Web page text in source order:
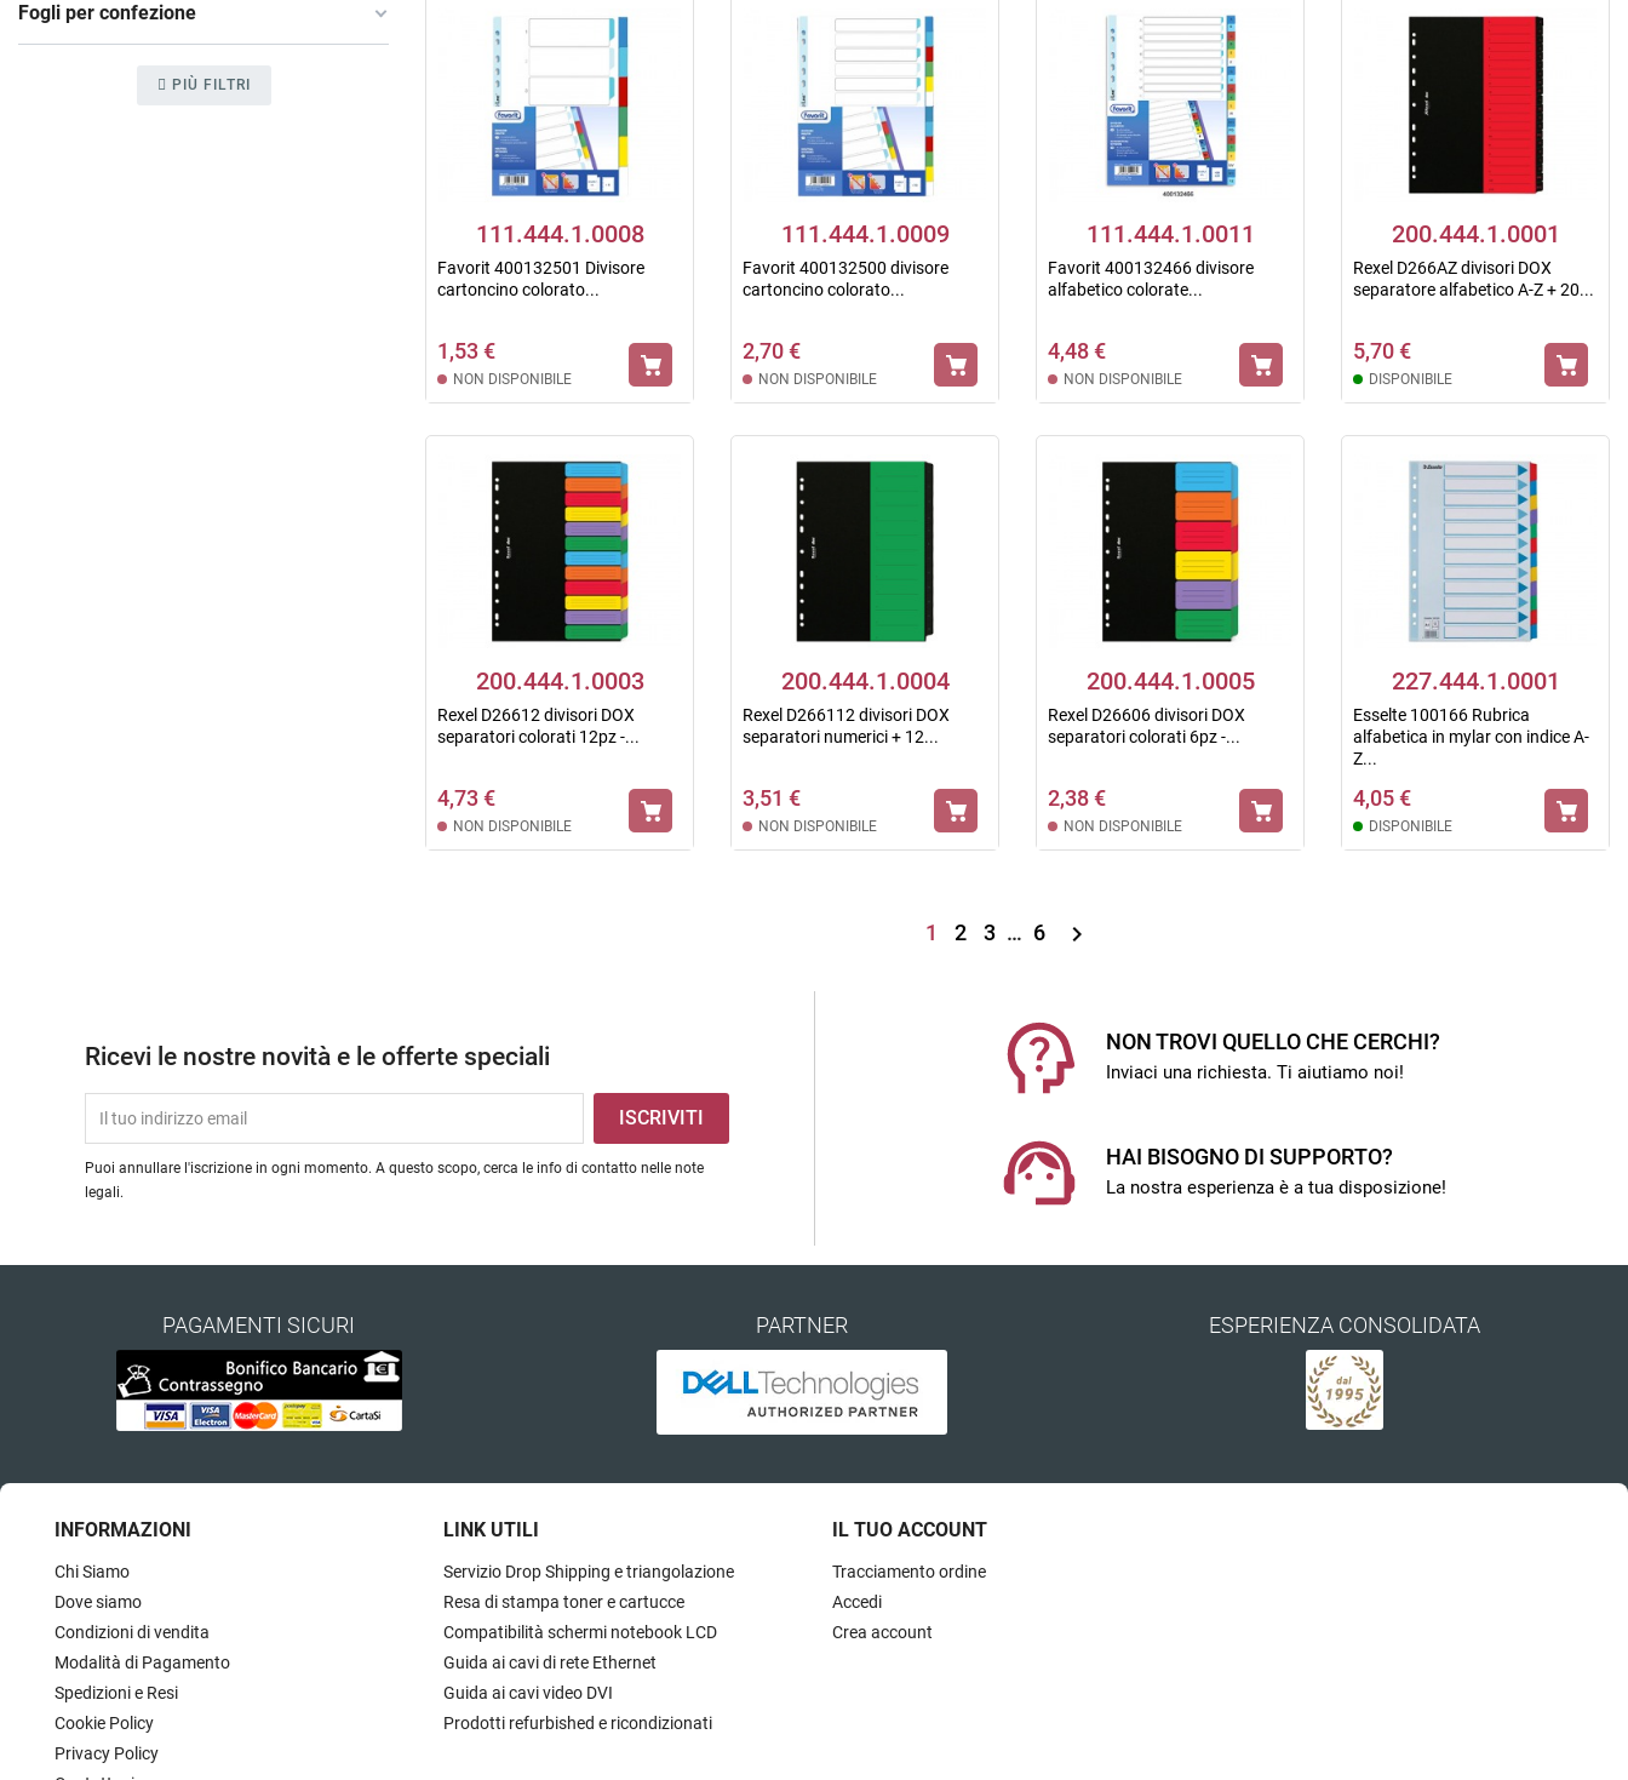
Fogli per confezione
PIÙ FILTRI
111.444.1.0008
Favorit 400132501 Divisore
cartoncino colorato...
1,53 €
NON DISPONIBILE
111.444.1.0009
Favorit 400132500 divisore
cartoncino colorato...
2,70 €
NON DISPONIBILE
111.444.1.0011
Favorit 400132466 divisore
alfabetico colorate...
4,48 €
NON DISPONIBILE
200.444.1.0001
Rexel D266AZ divisori DOX
separatore alfabetico A-Z + 20...
5,70 €
DISPONIBILE
200.444.1.0003
Rexel D26612 divisori DOX
separatori colorati 12pz -...
4,73 €
NON DISPONIBILE
200.444.1.0004
Rexel D266112 divisori DOX
separatori numerici + 12...
3,51 €
NON DISPONIBILE
200.444.1.0005
Rexel D26606 divisori DOX
separatori colorati 6pz -...
2,38 €
NON DISPONIBILE
227.444.1.0001
Esselte 100166 Rubrica
alfabetica in mylar con indice A-
Z...
4,05 €
DISPONIBILE
1 2 3 … 6 
Ricevi le nostre novità e le offerte speciali
Puoi annullare l'iscrizione in ogni momento. A questo scopo, cerca le info di contatto nelle note
legali.
NON TROVI QUELLO CHE CERCHI?
Inviaci una richiesta. Ti aiutiamo noi!
HAI BISOGNO DI SUPPORTO?
La nostra esperienza è a tua disposizione!
PAGAMENTI SICURI PARTNER ESPERIENZA CONSOLIDATA
INFORMAZIONI
Chi Siamo
Dove siamo
Condizioni di vendita
Modalità di Pagamento
Spedizioni e Resi
Cookie Policy
Privacy Policy
LINK UTILI
Servizio Drop Shipping e triangolazione
Resa di stampa toner e cartucce
Compatibilità schermi notebook LCD
Guida ai cavi di rete Ethernet
Guida ai cavi video DVI
Prodotti refurbished e ricondizionati
IL TUO ACCOUNT
Tracciamento ordine
Accedi
Crea account